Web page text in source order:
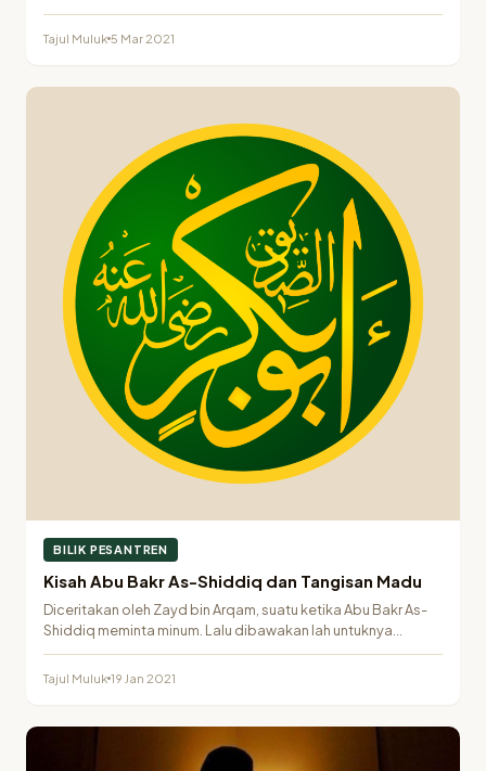
tetapi secara…
Tajul Muluk 5 Mar 2021
BILIK PESANTREN
Kisah Abu Bakr As-Shiddiq dan Tangisan Madu
Diceritakan oleh Zayd bin Arqam, suatu ketika Abu Bakr As-
Shiddiq meminta minum. Lalu dibawakan lah untuknya…
Tajul Muluk 19 Jan 2021